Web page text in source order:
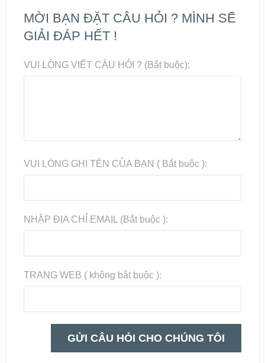
MỜI BẠN ĐẶT CÂU HỎI ? MÌNH SẼ
GIẢI ĐÁP HẾT !
VUI LÒNG VIẾT CÂU HỎI ? (Bắt buộc):
VUI LÒNG GHI TÊN CỦA BẠN ( Bắt buộc ):
NHẬP ĐỊA CHỈ EMAIL (Bắt buộc ):
TRANG WEB ( không bắt buộc ):